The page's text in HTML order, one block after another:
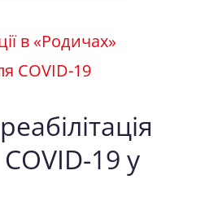
в «Родичах»
COVID-19
COVID-19 у